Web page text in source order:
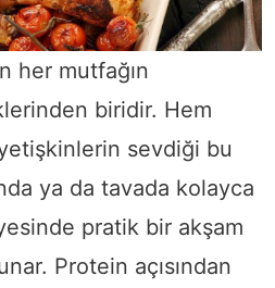
her mutfağın
biridir. Hem
sevdiği bu
ya da tavada kolayca
pratik bir akşam
Protein açısından